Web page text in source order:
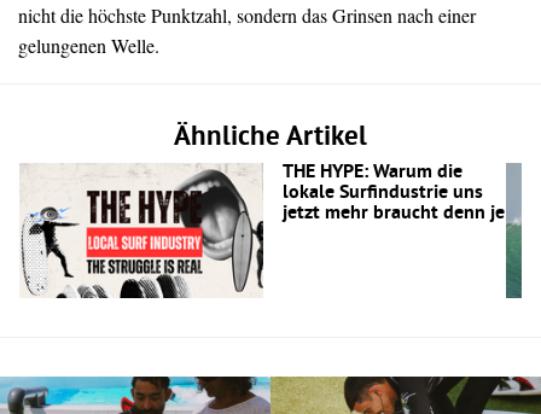
nicht die höchste Punktzahl, sondern das Grinsen nach einer
gelungenen Welle.
Ähnliche Artikel
THE HYPE: Warum die
lokale Surfindustrie uns
jetzt mehr braucht denn je